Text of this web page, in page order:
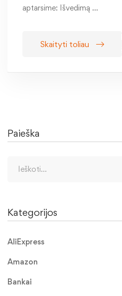
aptarsime: Išvedimą …
Skaityti toliau
Paieška
Kategorijos
AliExpress
Amazon
Bankai